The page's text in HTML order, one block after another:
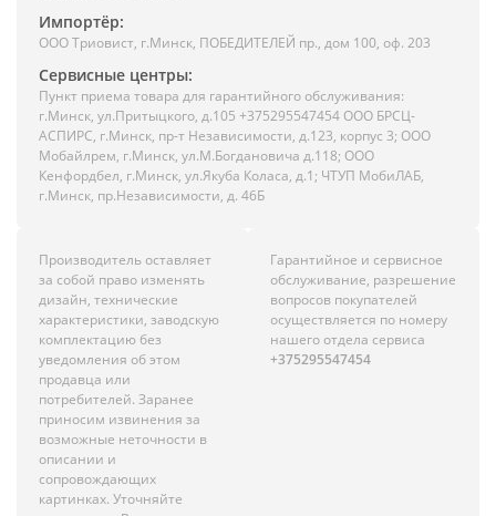
Импортёр:
ООО Триовист, г.Минск, ПОБЕДИТЕЛЕЙ пр., дом 100, оф. 203
Сервисные центры:
Пункт приема товара для гарантийного обслуживания:
г.Минск, ул.Притыцкого, д.105 +375295547454 ООО БРСЦ-
АСПИРС, г.Минск, пр-т Независимости, д.123, корпус 3; ООО
Мобайлрем, г.Минск, ул.М.Богдановича д.118; ООО
Кенфордбел, г.Минск, ул.Якуба Коласа, д.1; ЧТУП МобиЛАБ,
г.Минск, пр.Независимости, д. 46Б
Производитель оставляет
за собой право изменять
дизайн, технические
характеристики, заводскую
комплектацию без
уведомления об этом
продавца или
потребителей. Заранее
приносим извинения за
возможные неточности в
описании и
сопровождающих
картинках. Уточняйте
Гарантийное и сервисное
обслуживание, разрешение
вопросов покупателей
осуществляется по номеру
нашего отдела сервиса
+375295547454